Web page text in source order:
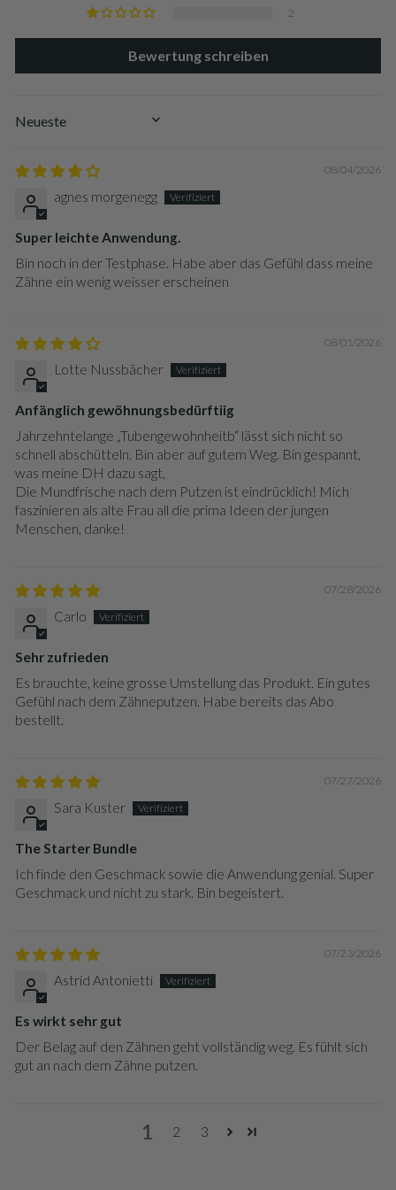
Wahl im Zweifel kurz mit deinem Zahnarzt oder deiner
Zahnärztin zu besprechen.
2
Bewertung schreiben
SORT BY
08/04/2026
agnes morgenegg
Super leichte Anwendung.
Bin noch in der Testphase. Habe aber das Gefühl dass meine
Zähne ein wenig weisser erscheinen
08/01/2026
Lotte Nussbächer
Anfänglich gewöhnungsbedürftiig
Jahrzehntelange „Tubengewohnheitb“ lässt sich nicht so
schnell abschütteln. Bin aber auf gutem Weg. Bin gespannt,
was meine DH dazu sagt,
Die Mundfrische nach dem Putzen ist eindrücklich! Mich
faszinieren als alte Frau all die prima Ideen der jungen
Menschen, danke!
07/28/2026
Carlo
Sehr zufrieden
Es brauchte, keine grosse Umstellung das Produkt. Ein gutes
Gefühl nach dem Zähneputzen. Habe bereits das Abo
bestellt.
07/27/2026
Sara Kuster
The Starter Bundle
Ich finde den Geschmack sowie die Anwendung genial. Super
Geschmack und nicht zu stark. Bin begeistert.
07/23/2026
Astrid Antonietti
Es wirkt sehr gut
Der Belag auf den Zähnen geht vollständig weg. Es fühlt sich
gut an nach dem Zähne putzen.
1 2 3